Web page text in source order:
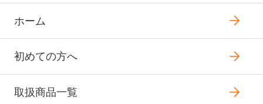
ホーム
初めての方へ
取扱商品一覧